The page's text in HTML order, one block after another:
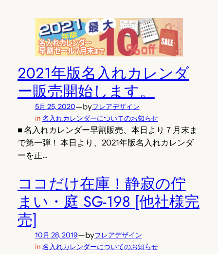
2021年版名入れカレンダ
ー販売開始します。
5月 25, 2020—byフレアデザイン
in 名入れカレンダーについてのお知らせ
■ 名入れカレンダー早割販売、本日より７月末ま
で第一弾！ 本日より、2021年版名入れカレンダ
ーを正…
ココだけ在庫！静寂の佇
まい・庭 SG-198 [他社様完
売]
10月 28, 2019—byフレアデザイン
in 名入れカレンダーについてのお知らせ